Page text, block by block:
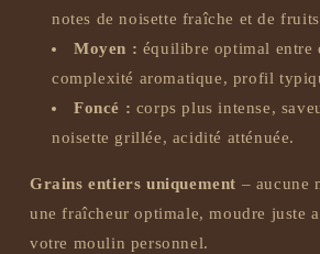
notes de noisette fraîche et de
Moyen : équilibre optimal entre
complexité aromatique, profil
Foncé : corps plus intense,
noisette grillée, acidité atténuée.
Grains entiers uniquement – aucune
une fraîcheur optimale, moudre juste
votre moulin personnel.